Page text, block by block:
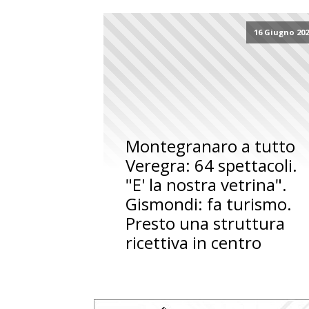
16 Giugno
Montegranaro a tutto
Veregra: 64 spettacoli.
"E' la nostra vetrina".
Gismondi: fa turismo.
Presto una struttura
ricettiva in centro